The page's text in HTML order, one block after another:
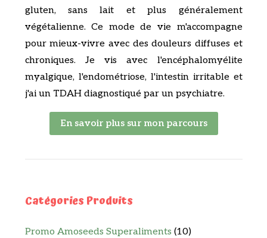
gluten, sans lait et plus généralement
végétalienne. Ce mode de vie m'accompagne
pour mieux-vivre avec des douleurs diffuses et
chroniques. Je vis avec l'encéphalomyélite
myalgique, l'endométriose, l'intestin irritable et
j'ai un TDAH diagnostiqué par un psychiatre.
En savoir plus sur mon parcours
Catégories Produits
Promo Amoseeds Superaliments (10)